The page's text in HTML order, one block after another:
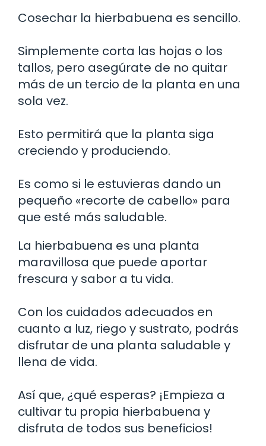
Cosechar la hierbabuena es sencillo.
Simplemente corta las hojas o los
tallos, pero asegúrate de no quitar
más de un tercio de la planta en una
sola vez.
Esto permitirá que la planta siga
creciendo y produciendo.
Es como si le estuvieras dando un
pequeño «recorte de cabello» para
que esté más saludable.
La hierbabuena es una planta
maravillosa que puede aportar
frescura y sabor a tu vida.
Con los cuidados adecuados en
cuanto a luz, riego y sustrato, podrás
disfrutar de una planta saludable y
llena de vida.
Así que, ¿qué esperas? ¡Empieza a
cultivar tu propia hierbabuena y
disfruta de todos sus beneficios!